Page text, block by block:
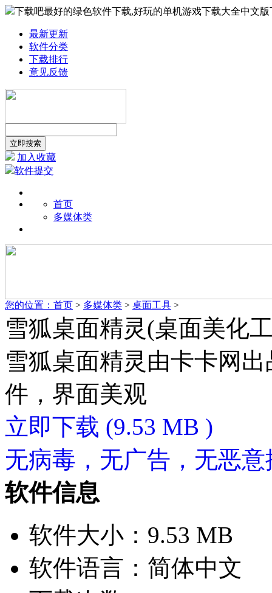
下载吧最好的绿色软件下载,好玩的单机游戏下载大全中文版
最新更新
软件分类
下载排行
意见反馈
加入收藏
软件提交
首页
多媒体类
您的位置： 首页 > 多媒体类 > 桌面工具 >
雪狐桌面精灵(桌面美化
雪狐桌面精灵由卡卡网
件，界面美观
立即下载 (9.53 MB )
无病毒，无广告，无恶意
软件信息
软件大小：9.53 MB
软件语言：简体中文